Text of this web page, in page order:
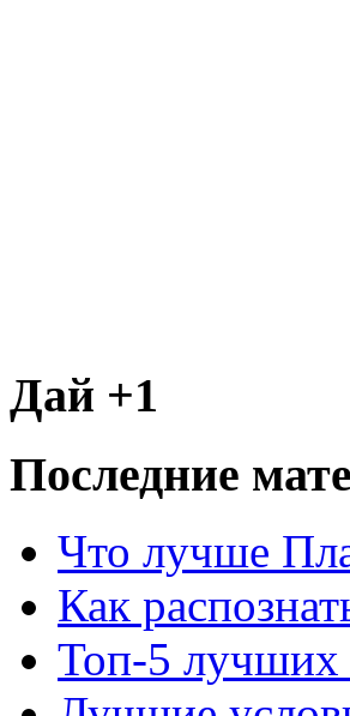
Дай +1
Последние
Что лучше
Как
Топ-5 лучших